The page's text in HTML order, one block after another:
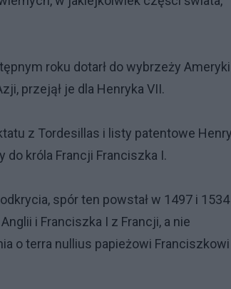
roku dotarł do wybrzeży Ameryki
przejął je dla Henryka VII.
z Tordesillas i listy patentowe
do króla Francji Franciszka I.
spór ten powstał w 1497 i 1534
i Franciszka I z Francji, a nie
o terra nullius papieżowi